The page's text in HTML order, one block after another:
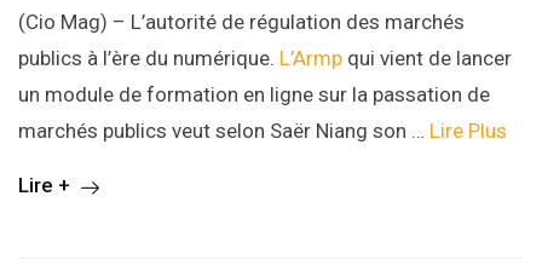
(Cio Mag) – L’autorité de régulation des marchés
publics à l’ère du numérique. L’Armp qui vient de lancer
un module de formation en ligne sur la passation de
marchés publics veut selon Saër Niang son … Lire Plus
Lire +